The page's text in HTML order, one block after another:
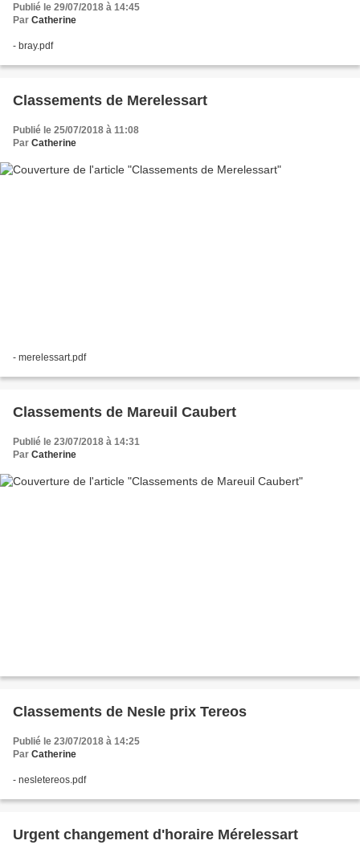
Publié le 29/07/2018 à 14:45
Par Catherine
- bray.pdf
Classements de Merelessart
Publié le 25/07/2018 à 11:08
Par Catherine
- merelessart.pdf
Classements de Mareuil Caubert
Publié le 23/07/2018 à 14:31
Par Catherine
Classements de Nesle prix Tereos
Publié le 23/07/2018 à 14:25
Par Catherine
- nesletereos.pdf
Urgent changement d'horaire Mérelessart